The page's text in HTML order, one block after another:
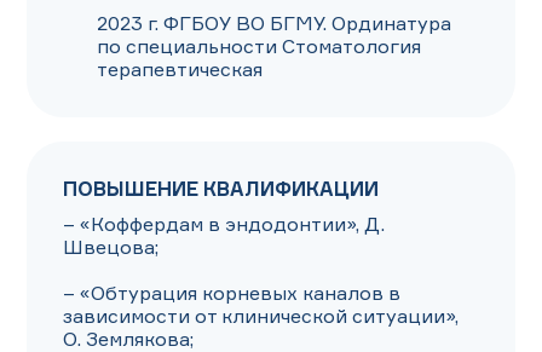
2023 г. ФГБОУ ВО БГМУ. Ординатура
по специальности Стоматология
терапевтическая
ПОВЫШЕНИЕ КВАЛИФИКАЦИИ
– «Коффердам в эндодонтии», Д.
Швецова;
– «Обтурация корневых каналов в
зависимости от клинической ситуации»,
О. Землякова;